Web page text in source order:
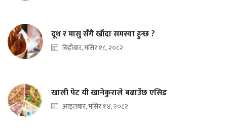
दूध र मासु सँगै खाँदा समस्या हुन्छ ?
बिहीबार, मंसिर १८, २०८२
खाली पेट यी खानेकुराले बढाउँछ एसिड
आइतबार, मंसिर १४, २०८२